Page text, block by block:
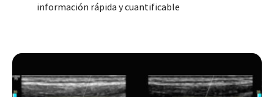
información rápida y cuantificable